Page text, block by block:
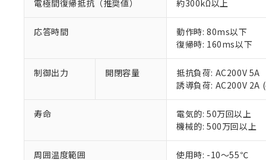
電極間復帰抵抗（推奨値） 約300kΩ以上
応答時間
動作時: 80ms以下
復帰時: 160ms以下
制御出力 開閉容量
抵抗負荷: AC200V 5A
誘導負荷: AC200V 2A
寿命
電気的: 50万回以上
機械的: 500万回以上
周囲温度範囲 使用時: -10～55℃
在庫状況お
のであり、
い。
正式な納期
在庫状況お
す。
マイパーツ
ている必要が
お客様が当
が、当社の
さい。
ル（DBP） 1000ppm以
フタル酸エステル類の
※2 対応予定月
部品在庫の切り替
※3 非含有証明
下記の非含有証明
Pb(鉛) :1000ppm、 Hg(
Cr(Ⅵ)(六価クロム) :
DBP(フタル酸ジブチル
DEHP(フタル酸ビス(2-
※2 環境保護使用
「ｅ」：有害物
「10」：通常の
味します。
「－」：未確認で
当社は規制
ます。
当社は貴社
置等に一切使
また当社は
たしません。
○ 一定数以
－
在庫な
空
受注生